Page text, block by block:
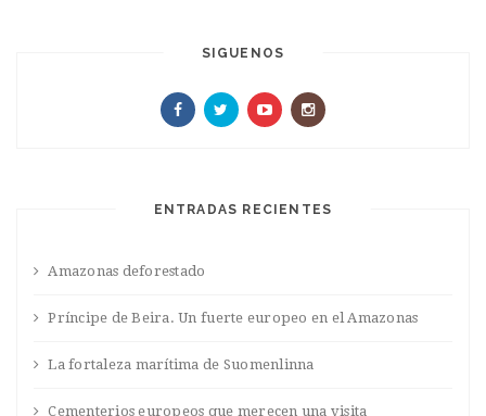
SIGUENOS
ENTRADAS RECIENTES
Amazonas deforestado
Príncipe de Beira. Un fuerte europeo en el Amazonas
La fortaleza marítima de Suomenlinna
Cementerios europeos que merecen una visita